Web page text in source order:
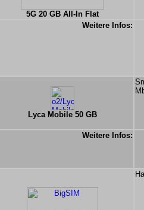
5G 20 GB All-In Flat
Weitere Infos:
Lyca Mobile 50 GB
Weitere Infos: